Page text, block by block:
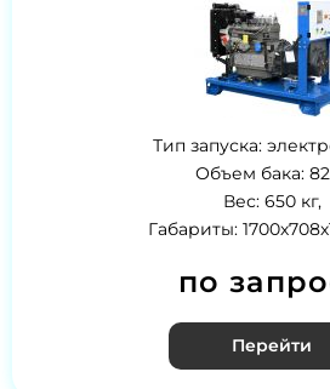
Тип запуска:
Объем бака:
Вес: 650 кг,
Габариты:
по
Перейти